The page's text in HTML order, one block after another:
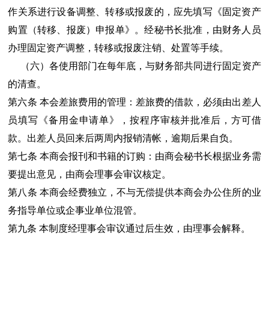
作关系进行设备调整、转移或报废的，应先填写《固定资产
购置（转移、报废）申报单》。经秘书长批准，由财务人员
办理固定资产调整，转移或报废注销、处置等手续。
（六）各使用部门在每年底，与财务部共同进行固定资产
的清查。
第六条 本会差旅费用的管理：差旅费的借款，必须由出差人
员填写《备用金申请单》，按程序审核并批准后，方可借
款。出差人员回来后两周内报销清帐，逾期后果自负。
第七条 本商会报刊和书籍的订购：由商会秘书长根据业务需
要提出意见，由商会理事会审议核定。
第八条 本商会经费独立，不与无偿提供本商会办公住所的业
务指导单位或企事业单位混管。
第九条 本制度经理事会审议通过后生效，由理事会解释。